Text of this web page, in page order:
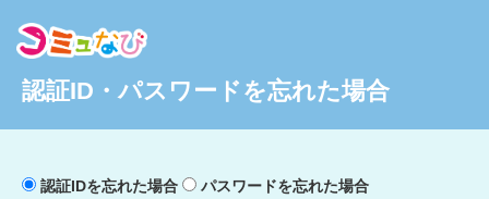
認証ID・パスワードを忘れた場合
認証IDを忘れた場合 パスワードを忘れた場合